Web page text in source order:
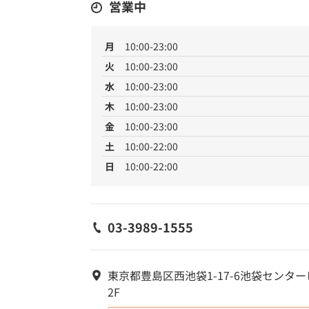
営業中
月
10:00-23:00
火
10:00-23:00
水
10:00-23:00
木
10:00-23:00
金
10:00-23:00
土
10:00-22:00
日
10:00-22:00
03-3989-1555
東京都豊島区西池袋1-17-6池袋センタ
2F